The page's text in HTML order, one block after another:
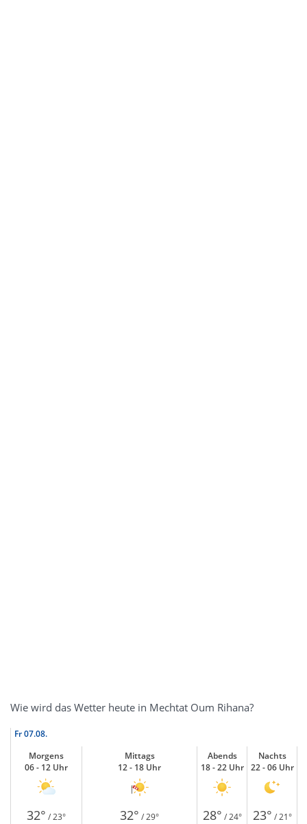
Wie wird das Wetter heute in Mechtat Oum Rihana?
Fr07.08.
Morgens
06 - 12 Uhr
Mittags
12 - 18 Uhr
Abends
18 - 22 Uhr
Nachts
22 - 06 Uhr
32° / 23° 32° / 29° 28° / 24° 23° / 21°